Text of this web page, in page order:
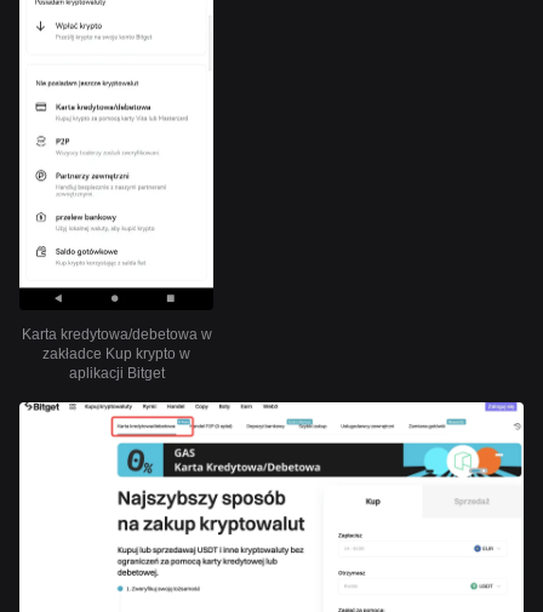
Karta kredytowa/debetowa w
zakładce Kup krypto w
aplikacji Bitget